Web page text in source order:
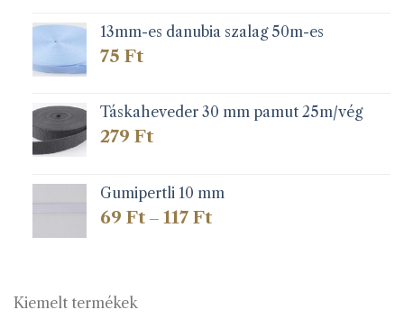
13mm-es danubia szalag 50m-es
75 Ft
Táskaheveder 30 mm pamut 25m/vég
279 Ft
Gumipertli 10 mm
69 Ft – 117 FtÁrtartomány:
Kiemelt termékek